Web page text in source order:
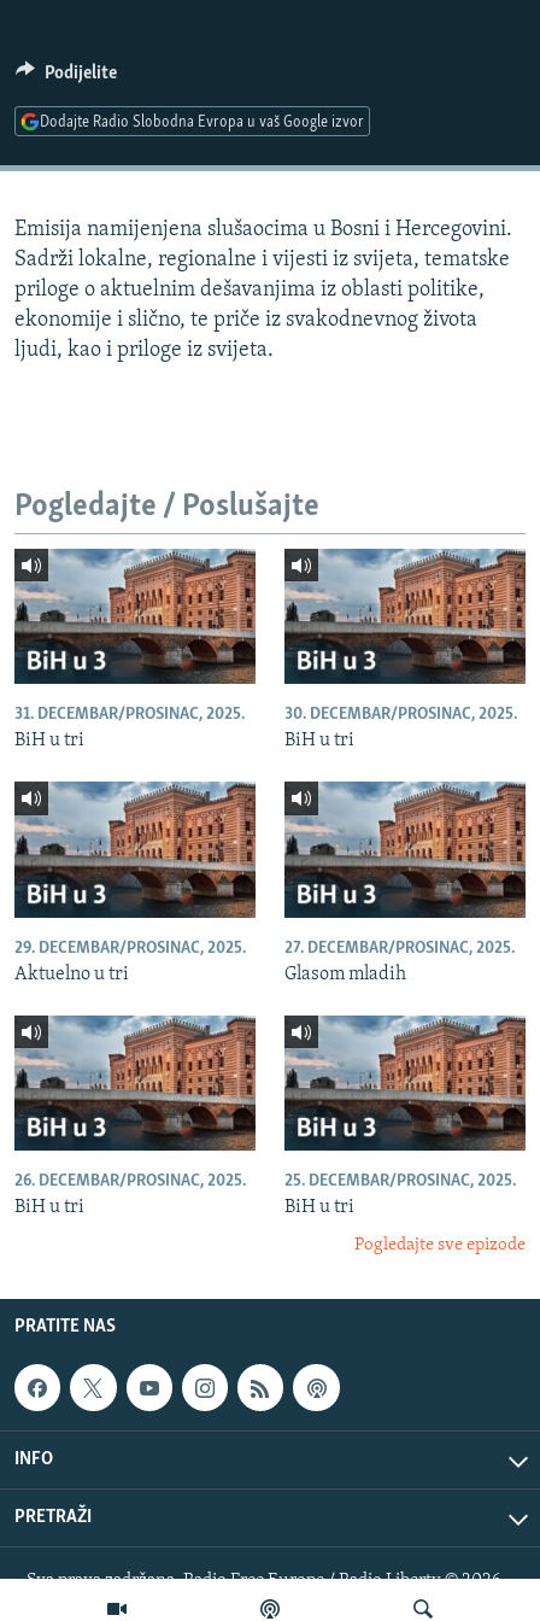
DNEVNO@RSE
SPECIJALI RSE
POPLAVE I KLIZIŠTA U BIH 2024.
TV LIBERTY
POST SCRIPTUM
NASTANAK I RASPAD JUGOSLAVIJE
PRATITE NAS
Sve RFE/RL stranice
Podijelite
Dodajte Radio Slobodna Evropa u vaš Google izvor
Emisija namijenjena slušaocima u Bosni i Hercegovini.
Sadrži lokalne, regionalne i vijesti iz svijeta, tematske
priloge o aktuelnim dešavanjima iz oblasti politike,
ekonomije i slično, te priče iz svakodnevnog života
ljudi, kao i priloge iz svijeta.
Pogledajte / Poslušajte
31. DECEMBAR/PROSINAC, 2025.
BiH u tri
30. DECEMBAR/PROSINAC, 2025.
BiH u tri
29. DECEMBAR/PROSINAC, 2025.
Aktuelno u tri
27. DECEMBAR/PROSINAC, 2025.
Glasom mladih
26. DECEMBAR/PROSINAC, 2025.
BiH u tri
25. DECEMBAR/PROSINAC, 2025.
BiH u tri
Pogledajte sve epizode
PRATITE NAS
INFO
PRETRAŽI
Sva prava zadržana. Radio Free Europe / Radio Liberty © 2026
RFE/RL, Inc.